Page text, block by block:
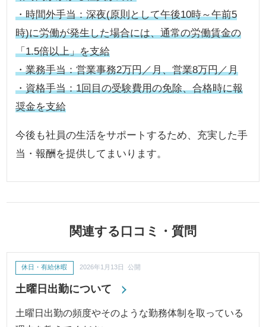
・時間外手当：深夜(原則として午後10時～午前5
時)に労働が発生した場合には、通常の労働賃金の
「1.5倍以上」を支給
・業務手当：営業事務2万円／月、営業8万円／月
・資格手当：1回目の受験費用の免除、合格時に報
奨金を支給
今後も社員の生活をサポートするため、充実した手
当・報酬を提供してまいります。
関連する口コミ・質問
土曜日出勤について
休日・有給休暇 2026年1月13日 公開
土曜日出勤の頻度やそのような勤務体制を取っている